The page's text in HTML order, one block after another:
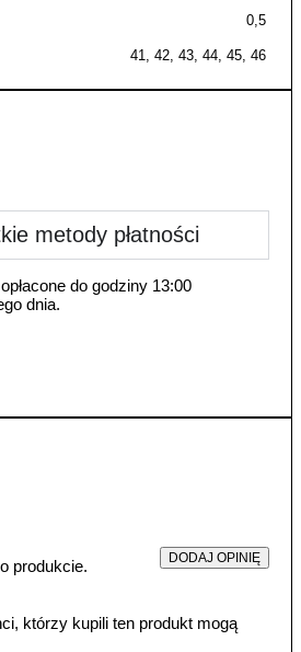
0,5
41, 42, 43, 44, 45, 46
metody płatności
do godziny 13:00
dnia.
produkcie. DODAJ OPINIĘ
którzy kupili ten produkt mogą